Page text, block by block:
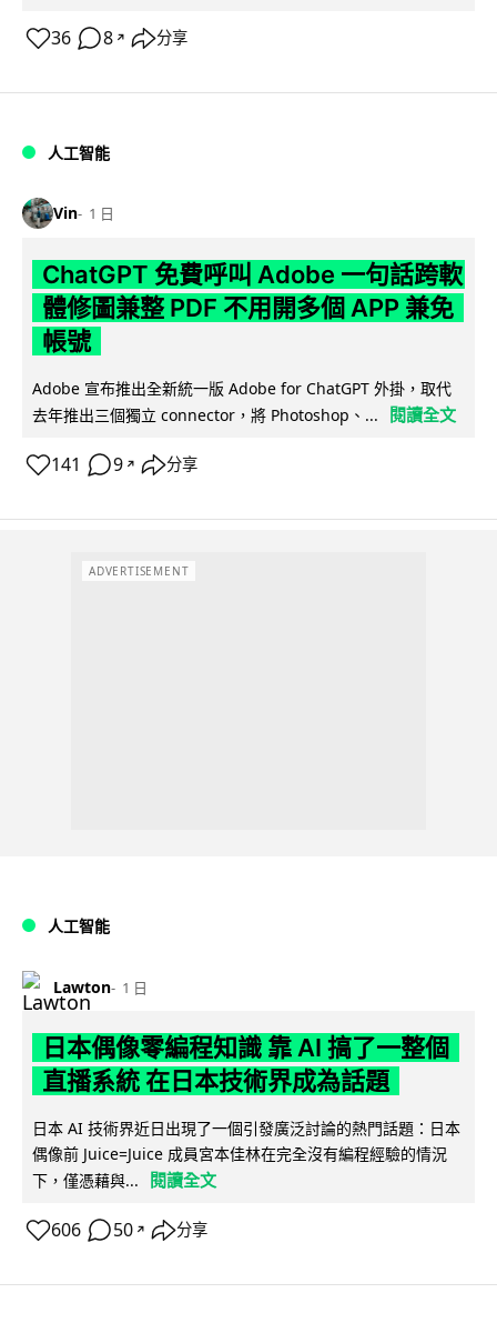
36 8 ↗ 分享
人工智能
Vin 1 日
ChatGPT 免費呼叫 Adobe 一句話跨軟
體修圖兼整 PDF 不用開多個 APP 兼免
帳號
Adobe 宣布推出全新統一版 Adobe for ChatGPT 外掛，取代
去年推出三個獨立 connector，將 Photoshop、...
閱讀全文
141 9 ↗ 分享
ADVERTISEMENT
人工智能
Lawton 1 日
日本偶像零編程知識 靠 AI 搞了一整個
直播系統 在日本技術界成為話題
日本 AI 技術界近日出現了一個引發廣泛討論的熱門話題：日本
偶像前 Juice=Juice 成員宮本佳林在完全沒有編程經驗的情況
下，僅憑藉與...
閱讀全文
606 50 ↗ 分享